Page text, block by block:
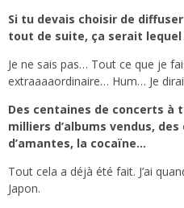
Si tu devais choisir de
tout de suite, ça serait lequel
Je ne sais pas… Tout ce que je
extraaaaordinaire… Hum… Je
Des centaines de concerts à
milliers d’albums vendus,
d’amantes, la cocaïne…
Tout cela a déjà été fait. J’ai
Japon.